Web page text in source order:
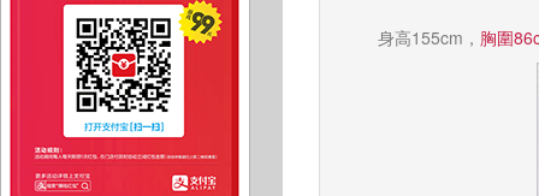
身高155cm， 胸圍